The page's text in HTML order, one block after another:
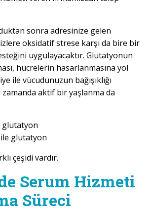
sonra adresinize gelen
oksidatif strese karşı da bire bir
uygulayacaktır. Glutatyonun
hücrelerin hasarlanmasına yol
ile vücudunuzun bağışıklığı
zamanda aktif bir yaşlanma da
glutatyon
glutatyon
çeşidi vardır.
Serum Hizmeti
Süreci